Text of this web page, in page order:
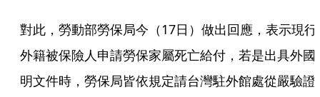
對此，勞動部勞保局今（17日）做出回應，表示現行
外籍被保險人申請勞保家屬死亡給付，若是出具外國
明文件時，勞保局皆依規定請台灣駐外館處從嚴驗證